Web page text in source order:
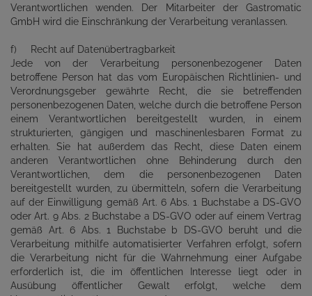
Verantwortlichen wenden. Der Mitarbeiter der Gastromatic
GmbH wird die Einschränkung der Verarbeitung veranlassen.
f) Recht auf Datenübertragbarkeit
Jede von der Verarbeitung personenbezogener Daten
betroffene Person hat das vom Europäischen Richtlinien- und
Verordnungsgeber gewährte Recht, die sie betreffenden
personenbezogenen Daten, welche durch die betroffene Person
einem Verantwortlichen bereitgestellt wurden, in einem
strukturierten, gängigen und maschinenlesbaren Format zu
erhalten. Sie hat außerdem das Recht, diese Daten einem
anderen Verantwortlichen ohne Behinderung durch den
Verantwortlichen, dem die personenbezogenen Daten
bereitgestellt wurden, zu übermitteln, sofern die Verarbeitung
auf der Einwilligung gemäß Art. 6 Abs. 1 Buchstabe a DS-GVO
oder Art. 9 Abs. 2 Buchstabe a DS-GVO oder auf einem Vertrag
gemäß Art. 6 Abs. 1 Buchstabe b DS-GVO beruht und die
Verarbeitung mithilfe automatisierter Verfahren erfolgt, sofern
die Verarbeitung nicht für die Wahrnehmung einer Aufgabe
erforderlich ist, die im öffentlichen Interesse liegt oder in
Ausübung öffentlicher Gewalt erfolgt, welche dem